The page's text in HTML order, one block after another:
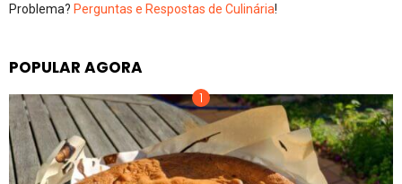
Problema? Perguntas e Respostas de Culinária!
POPULAR AGORA